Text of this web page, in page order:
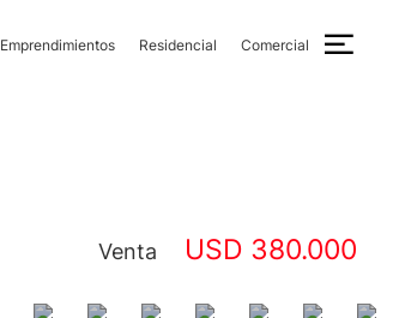
Emprendimientos Residencial Comercial
Venta USD 380.000